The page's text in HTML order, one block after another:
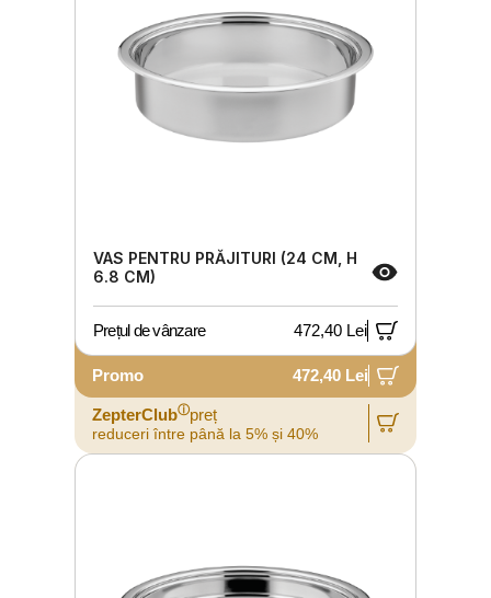
VAS PENTRU PRĂJITURI (24 CM, H
6.8 CM)
Prețul de vânzare 472,40 Lei
Promo 472,40 Lei
ZepterClubⓘpreț
reduceri între până la 5% și 40%